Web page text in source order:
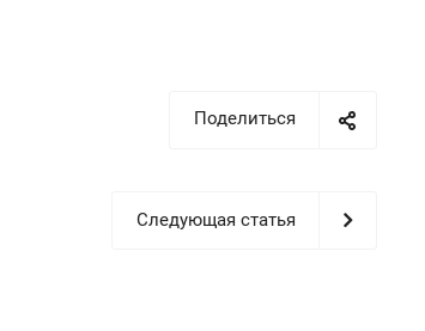
Поделиться
Следующая статья